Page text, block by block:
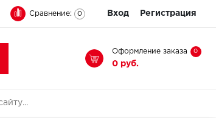
Сравнение: 0 Вход Регистрация
Оформление заказа 0
0 руб.